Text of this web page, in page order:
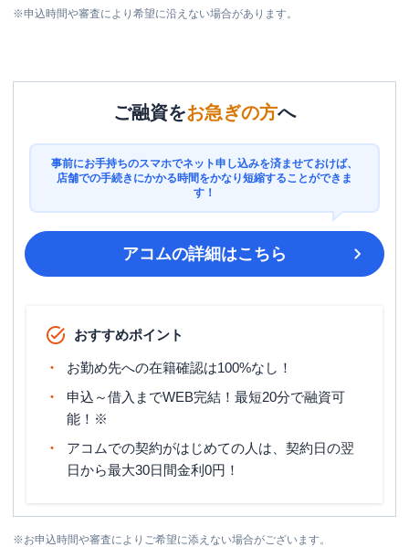
※申込時間や審査により希望に沿えない場合があります。
ご融資をお急ぎの方へ
事前にお手持ちのスマホでネット申し込みを済ませておけば、
店舗での手続きにかかる時間をかなり短縮することができま
す！
アコムの詳細はこちら
おすすめポイント
お勤め先への在籍確認は100%なし！
申込～借入までWEB完結！最短20分で融資可
能！※
アコムでの契約がはじめての人は、契約日の翌
日から最大30日間金利0円！
※お申込時間や審査によりご希望に添えない場合がございます。